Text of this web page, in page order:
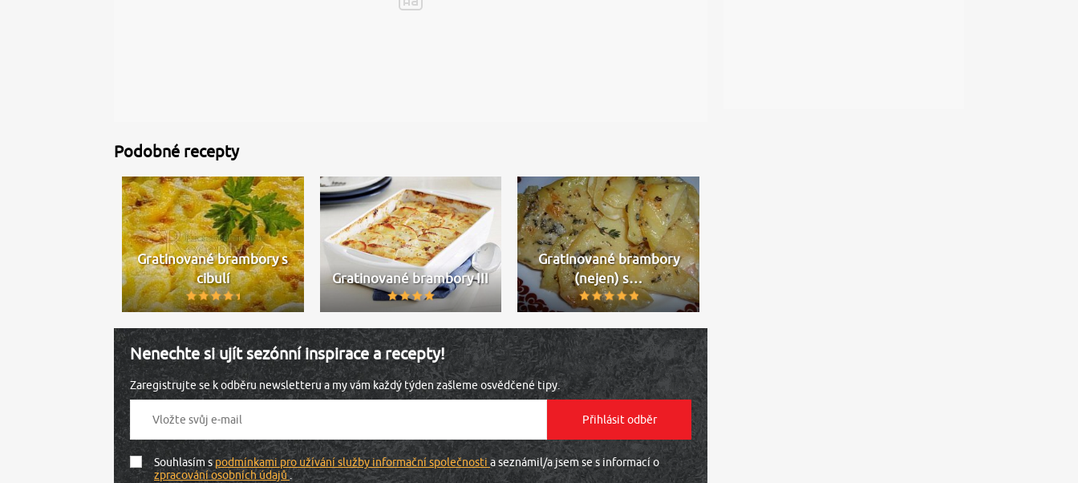
Podobné recepty
Gratinované brambory s
cibulí
Gratinované brambory III
Gratinované brambory
(nejen) s…
Nenechte si ujít sezónní inspirace a recepty!
Zaregistrujte se k odběru newsletteru a my vám každý týden zašleme osvědčené tipy.
Souhlasím spodmínkami pro užívání služby informační společnosti a seznámil/a jsem se s informací o
zpracování osobních údajů.